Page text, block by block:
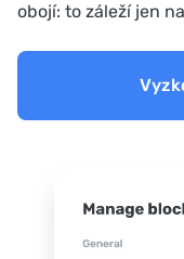
obojí: to záleží jen